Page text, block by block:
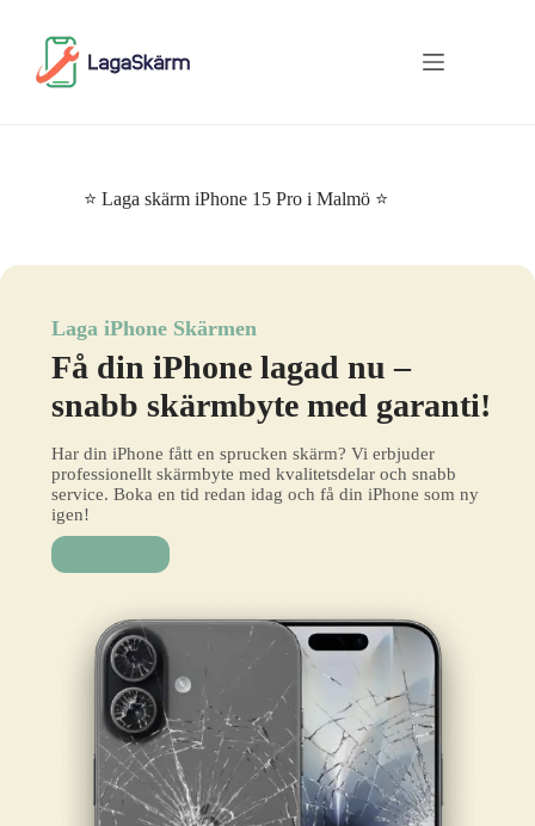
⭐ Laga skärm iPhone 15 Pro i Malmö ⭐
Laga iPhone Skärmen
Få din iPhone lagad nu –
snabb skärmbyte med garanti!
Har din iPhone fått en sprucken skärm? Vi erbjuder
professionellt skärmbyte med kvalitetsdelar och snabb
service. Boka en tid redan idag och få din iPhone som ny
igen!